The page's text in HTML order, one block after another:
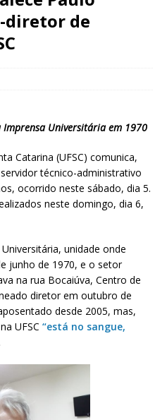
diretor de
Universitária em 1970
Catarina (UFSC) comunica,
técnico-administrativo
ocorrido neste sábado, dia 5.
neste domingo, dia 6,
unidade onde
junho de 1970, e o setor
na rua Bocaiúva, Centro de
diretor em outubro de
desde 2005, mas,
UFSC “está no sangue,